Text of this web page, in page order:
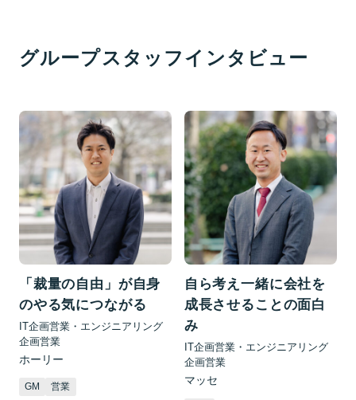
グループスタッフインタビュー
「裁量の自由」が自身
のやる気につながる
IT企画営業・エンジニアリング
企画営業
ホーリー
GM 営業
自ら考え一緒に会社を
成長させることの面白
み
IT企画営業・エンジニアリング
企画営業
マッセ